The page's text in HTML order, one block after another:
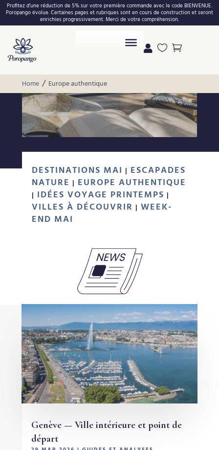
Profitez d’une réduction de 5% sur votre première commande avec le code BIENVENUE.
Poropango évolue. Certaines pages et rubriques sont en cours de construction et seront
enrichies progressivement. Merci de votre compréhension.
  
Home / Europe authentique
DESTINATIONS MAI | ESCAPADES
NATURE | EUROPE AUTHENTIQUE
| IDÉES VOYAGE PRINTEMPS |
VILLES À DÉCOUVRIR | WEEK-
END MAI
Genève — Ville intérieure et point de
départ